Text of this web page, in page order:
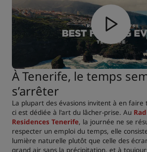
À Tenerife, le temps
s’arrêter
La plupart des évasions invitent à en faire
ci est dédiée à l'art du lâcher-prise. Au
Residences Tenerife, la journée ne se
respecter un emploi du temps, elle
lumière naturelle plutôt que celle des
grand air sans la précipitation, et à